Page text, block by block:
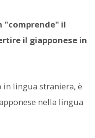
"comprende" il
il giapponese in
lingua straniera, è
nella lingua